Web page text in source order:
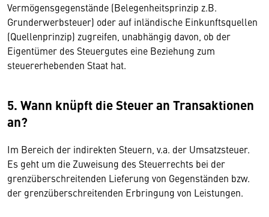
Vermögensgegenstände (Belegenheitsprinzip z.B.
Grunderwerbsteuer) oder auf inländische Einkunftsquellen
(Quellenprinzip) zugreifen, unabhängig davon, ob der
Eigentümer des Steuergutes eine Beziehung zum
steuererhebenden Staat hat.
5. Wann knüpft die Steuer an Transaktionen
an?
Im Bereich der indirekten Steuern, v.a. der Umsatzsteuer.
Es geht um die Zuweisung des Steuerrechts bei der
grenzüberschreitenden Lieferung von Gegenständen bzw.
der grenzüberschreitenden Erbringung von Leistungen.